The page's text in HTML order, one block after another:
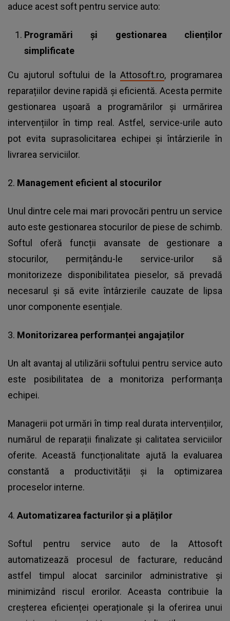
aduce acest soft pentru service auto:
Programări și gestionarea clienților
simplificate
Cu ajutorul softului de laAttosoft.ro, programarea
reparațiilor devine rapidă și eficientă. Acesta permite
gestionarea ușoară a programărilor și urmărirea
intervențiilor în timp real. Astfel, service-urile auto
pot evita suprasolicitarea echipei și întârzierile în
livrarea serviciilor.
2. Management eficient al stocurilor
Unul dintre cele mai mari provocări pentru un service
auto este gestionarea stocurilor de piese de schimb.
Softul oferă funcții avansate de gestionare a
stocurilor, permițându-le service-urilor să
monitorizeze disponibilitatea pieselor, să prevadă
necesarul și să evite întârzierile cauzate de lipsa
unor componente esențiale.
3. Monitorizarea performanței angajaților
Un alt avantaj al utilizării softului pentru service auto
este posibilitatea de a monitoriza performanța
echipei.
Managerii pot urmări în timp real durata intervențiilor,
numărul de reparații finalizate și calitatea serviciilor
oferite. Această funcționalitate ajută la evaluarea
constantă a productivității și la optimizarea
proceselor interne.
4. Automatizarea facturilor și a plăților
Softul pentru service auto de la Attosoft
automatizează procesul de facturare, reducând
astfel timpul alocat sarcinilor administrative și
minimizând riscul erorilor. Aceasta contribuie la
creșterea eficienței operaționale și la oferirea unui